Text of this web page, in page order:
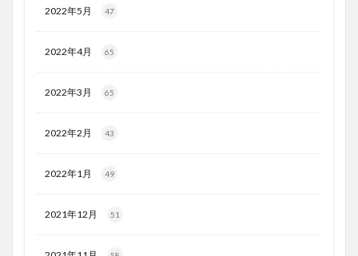
2022年5月 47
2022年4月 65
2022年3月 65
2022年2月 43
2022年1月 49
2021年12月 51